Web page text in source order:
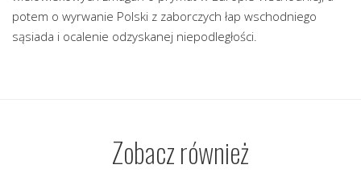
potem o wyrwanie Polski z zaborczych łap wschodniego
sąsiada i ocalenie odzyskanej niepodległości.
Zobacz również